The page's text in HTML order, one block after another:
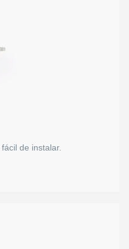
de resorte
recorrido con tiempos de
para tecnologías de
de instalar.
IP